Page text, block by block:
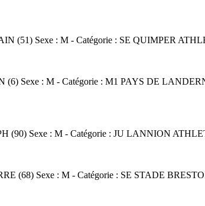
(51) Sexe : M - Catégorie : SE QUIMPER
(6) Sexe : M - Catégorie : M1 PAYS DE
(90) Sexe : M - Catégorie : JU LANNION
(68) Sexe : M - Catégorie : SE STADE